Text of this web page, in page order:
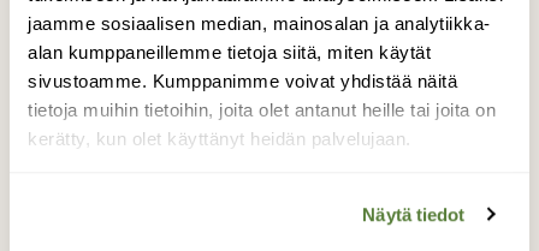
jaamme sosiaalisen median, mainosalan ja analytiikka-
alan kumppaneillemme tietoja siitä, miten käytät
sivustoamme. Kumppanimme voivat yhdistää näitä
tietoja muihin tietoihin, joita olet antanut heille tai joita on
kerätty, kun olet käyttänyt heidän palvelujaan.
Näytä tiedot